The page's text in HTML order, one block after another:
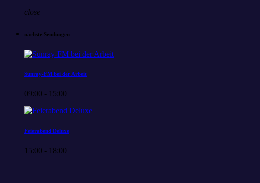
close
nächste Sendungen
Sunray-FM bei der Arbeit
09:00 - 15:00
Feierabend Deluxe
15:00 - 18:00